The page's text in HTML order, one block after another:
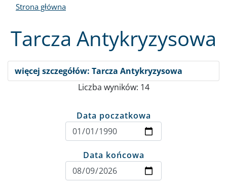
Strona główna
Tarcza Antykryzysowa
więcej szczegółów: Tarcza Antykryzysowa
Liczba wyników: 14
Data poczatkowa
Data końcowa